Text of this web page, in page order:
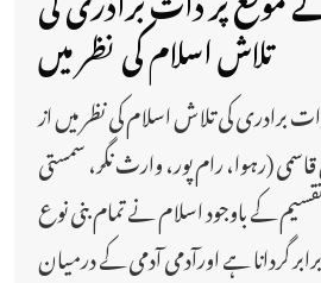
تلاش اسلام کی نظر میں
برادری کی تلاش اسلام کی نظر میں از
(رہوا، رام پور، وارث نگر، سمستی
کے باوجود اسلام نے تمام بنی نوع
گردانا ہے اورآدمی آدمی کے درمیان